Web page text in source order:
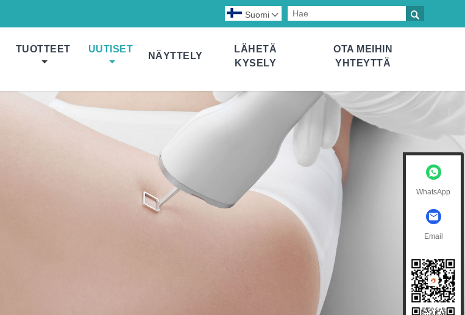

Suomi 
TUOTTEET UUTISET
NÄYTTELY
LÄHETÄ
KYSELY
OTA MEIHIN
YHTEYTTÄ
WhatsApp
Email